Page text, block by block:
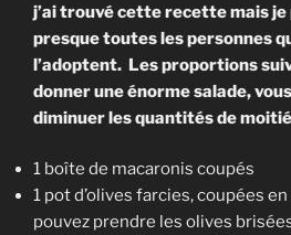
j’ai trouvé cette recette mais je
presque toutes les personnes
l’adoptent. Les proportions
donner une énorme salade,
diminuer les quantités de
1 boîte de macaronis coupés
1 pot d’olives farcies, coupées
pouvez prendre les olives